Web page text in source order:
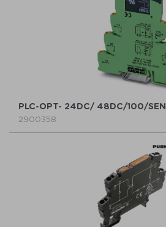
PLC-OPT- 24DC/ 48DC/100/SEN
2900358